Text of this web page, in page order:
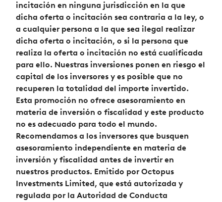
incitación en ninguna jurisdicción en la que
dicha oferta o incitación sea contraria a la ley, o
a cualquier persona a la que sea ilegal realizar
dicha oferta o incitación, o si la persona que
realiza la oferta o incitación no está cualificada
para ello. Nuestras inversiones ponen en riesgo el
capital de los inversores y es posible que no
recuperen la totalidad del importe invertido.
Esta promoción no ofrece asesoramiento en
materia de inversión o fiscalidad y este producto
no es adecuado para todo el mundo.
Recomendamos a los inversores que busquen
asesoramiento independiente en materia de
inversión y fiscalidad antes de invertir en
nuestros productos. Emitido por Octopus
Investments Limited, que está autorizada y
regulada por la Autoridad de Conducta